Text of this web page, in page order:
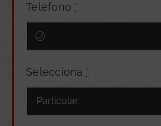
Teléfono *
Selecciona *